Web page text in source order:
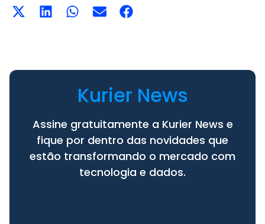
Kurier News
Assine gratuitamente a Kurier News e
fique por dentro das novidades que
estão transformando o mercado com
tecnologia e dados.